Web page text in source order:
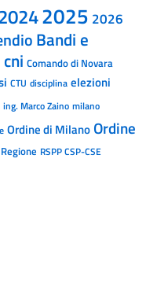
2025 2026
Bandi e
cni Comando di Novara
CTU disciplina elezioni
ing. Marco Zaino milano
Ordine di Milano Ordine
Regione RSPP CSP-CSE